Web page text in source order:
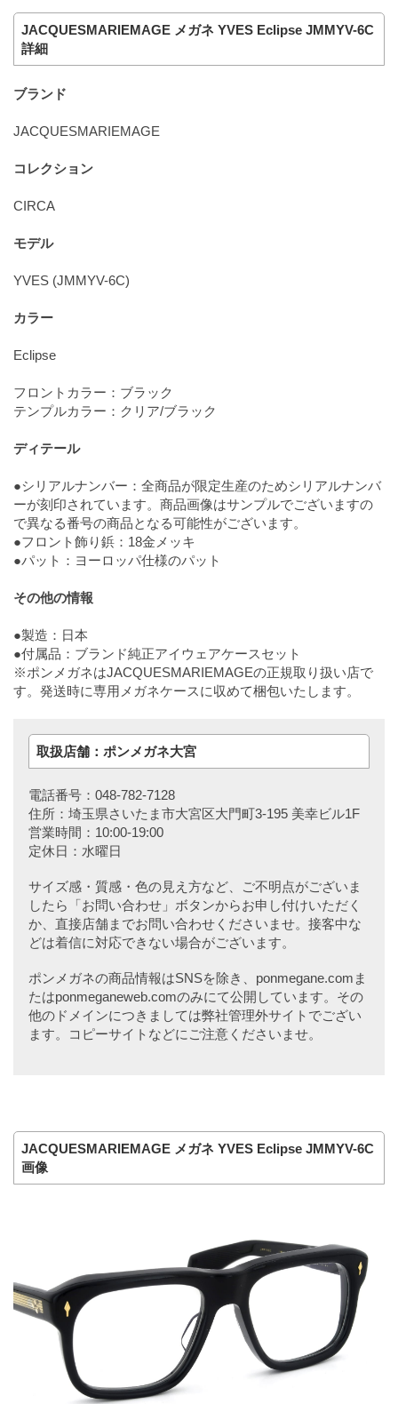
JACQUESMARIEMAGE メガネ YVES Eclipse JMMYV-6C
詳細
ブランド
JACQUESMARIEMAGE
コレクション
CIRCA
モデル
YVES (JMMYV-6C)
カラー
Eclipse
フロントカラー：ブラック
テンプルカラー：クリア/ブラック
ディテール
●シリアルナンバー：全商品が限定生産のためシリアルナンバ
ーが刻印されています。商品画像はサンプルでございますの
で異なる番号の商品となる可能性がございます。
●フロント飾り鋲：18金メッキ
●パット：ヨーロッパ仕様のパット
その他の情報
●製造：日本
●付属品：ブランド純正アイウェアケースセット
※ポンメガネはJACQUESMARIEMAGEの正規取り扱い店で
す。発送時に専用メガネケースに収めて梱包いたします。
取扱店舗：ポンメガネ大宮
電話番号：048-782-7128
住所：埼玉県さいたま市大宮区大門町3-195 美幸ビル1F
営業時間：10:00-19:00
定休日：水曜日
サイズ感・質感・色の見え方など、ご不明点がございま
したら「お問い合わせ」ボタンからお申し付けいただく
か、直接店舗までお問い合わせくださいませ。接客中な
どは着信に対応できない場合がございます。
ポンメガネの商品情報はSNSを除き、ponmegane.comま
たはponmeganeweb.comのみにて公開しています。その
他のドメインにつきましては弊社管理外サイトでござい
ます。コピーサイトなどにご注意くださいませ。
JACQUESMARIEMAGE メガネ YVES Eclipse JMMYV-6C
画像